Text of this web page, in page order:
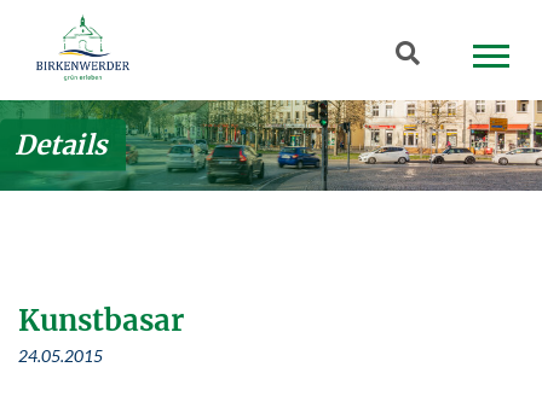
Zum Hauptinhalt springen
Suchbegriff
Details
Kunstbasar
24.05.2015